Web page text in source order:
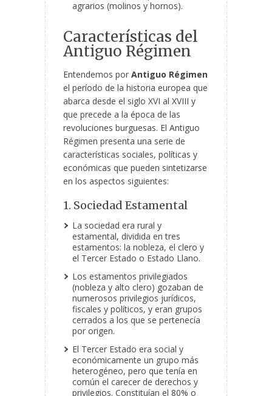
agrarios (molinos y hornos).
Características del
Antiguo Régimen
Entendemos por Antiguo Régimen
el período de la historia europea que
abarca desde el siglo XVI al XVIII y
que precede a la época de las
revoluciones burguesas. El Antiguo
Régimen presenta una serie de
características sociales, políticas y
económicas que pueden sintetizarse
en los aspectos siguientes:
1. Sociedad Estamental
La sociedad era rural y
estamental, dividida en tres
estamentos: la nobleza, el clero y
el Tercer Estado o Estado Llano.
Los estamentos privilegiados
(nobleza y alto clero) gozaban de
numerosos privilegios jurídicos,
fiscales y políticos, y eran grupos
cerrados a los que se pertenecía
por origen.
El Tercer Estado era social y
económicamente un grupo más
heterogéneo, pero que tenía en
común el carecer de derechos y
privilegios. Constituían el 80% o